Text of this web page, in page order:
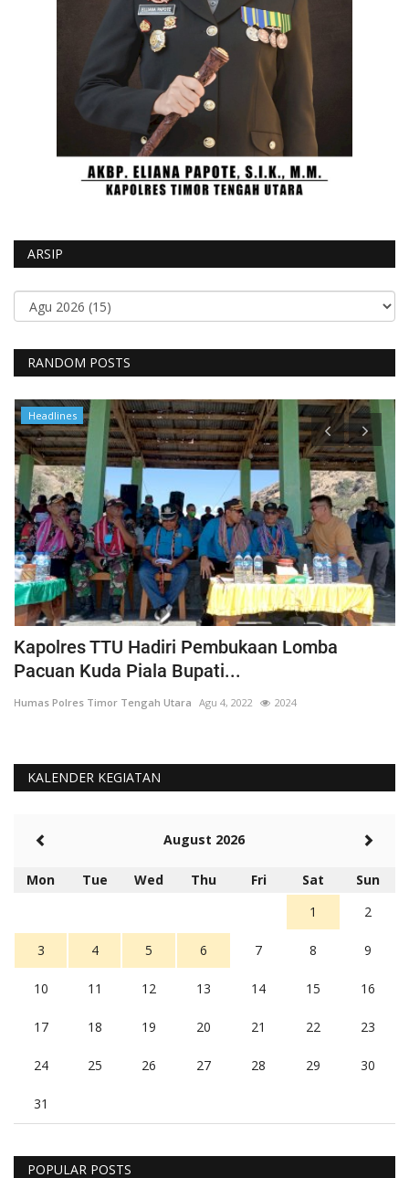
ARSIP
RANDOM POSTS
Headlines
Kapolres TTU Hadiri Pembukaan Lomba
Pacuan Kuda Piala Bupati...
Humas Polres Timor Tengah Utara Agu 4, 2022 2024
KALENDER KEGIATAN
August 2026
Mon Tue Wed Thu Fri Sat
Sun
1
2
3 4 5 6 7 8 9
10 11 12 13 14 15 16
17 18 19 20 21 22 23
24 25 26 27 28 29 30
31
POPULAR POSTS